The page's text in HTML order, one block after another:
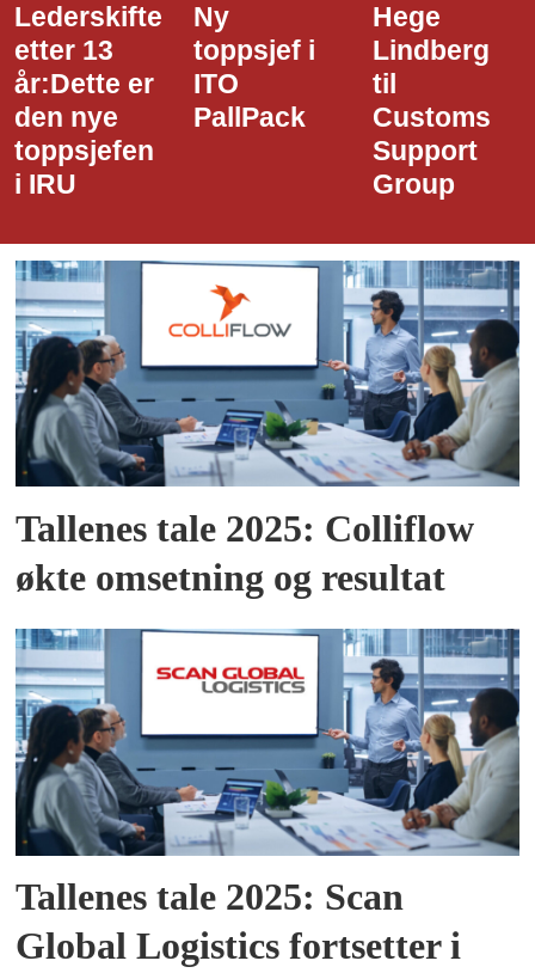
Ny
toppsjef i
ITO
PallPack
Hege
Lindberg
til
Customs
Dette er
den nye
i Narvik
Havn
Tallenes tale 2025: Colliflow
økte omsetning og resultat
Tallenes tale 2025: Scan
Global Logistics fortsetter i